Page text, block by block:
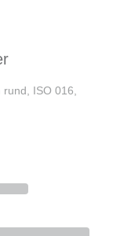
ISO 016,